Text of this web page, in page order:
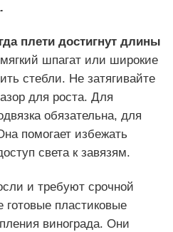
плети достигнут длины
шпагат или широкие
стебли. Не затягивайте
для роста. Для
обязательна, для
помогает избежать
света к завязям.
и требуют срочной
готовые пластиковые
винограда. Они